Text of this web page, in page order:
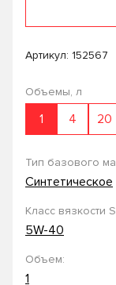
Артикул: 152567
Объемы, л
1 4 20
Тип базового
Синтетическое
Класс вязкости
5W-40
Объем:
1